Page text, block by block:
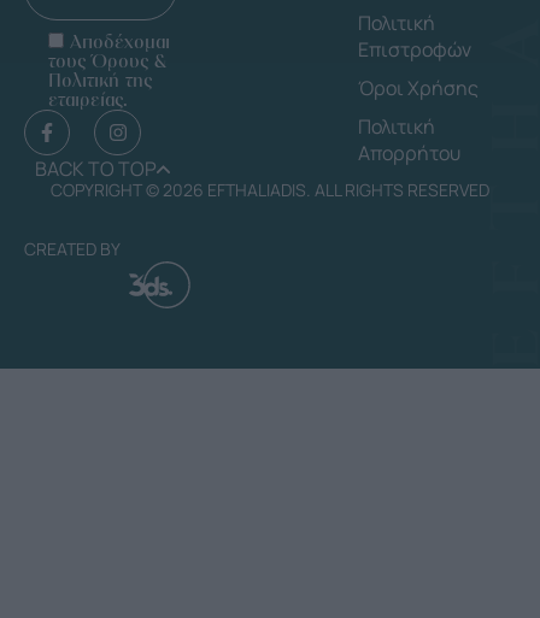
Αποδέχομαι
τους Όρους &
Πολιτική της
εταιρείας.
BACK TO TOP
Πολιτική
Επιστροφών
Όροι Χρήσης
Πολιτική
Απορρήτου
COPYRIGHT © 2026 EFTHALIADIS. ALL RIGHTS RESERVED
CREATED BY